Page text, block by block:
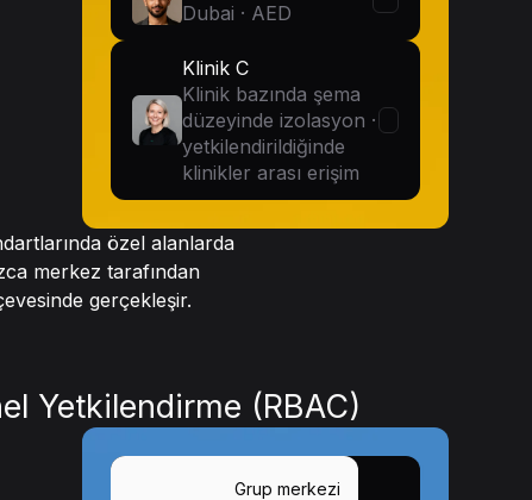
Dubai · AED
Klinik C
Klinik bazında şema
düzeyinde izolasyon ·
yetkilendirildiğinde
klinikler arası erişim
özel alanlarda
merkez tarafından
gerçekleşir.
Yetkilendirme (RBAC)
Grup merkezi